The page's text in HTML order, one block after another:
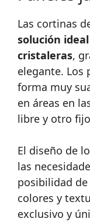
Las cortinas
solución
cristaleras,
elegante. Los
forma muy
en áreas en
libre y otro
El diseño de
las
posibilidad
colores y
exclusivo y